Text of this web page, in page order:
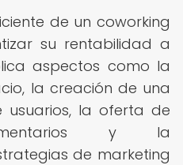
de un coworking
su rentabilidad a
aspectos como la
la creación de una
la oferta de
y la
de marketing